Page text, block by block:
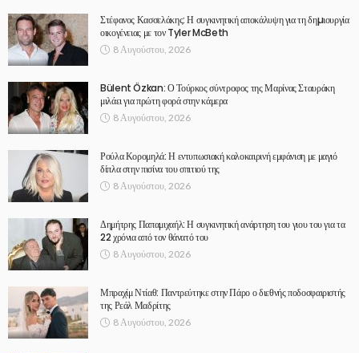
Στέφανος Κασσελάκης: Η συγκινητική αποκάλυψη για τη δηµιουργία
οικογένειας με τον Tyler McBeth
8 Αυγούστου, 2026
Bülent Özkan: Ο Τούρκος σύντροφος της Μαρίνας Σταυράκη
μιλάει για πρώτη φορά στην κάμερα
8 Αυγούστου, 2026
Ρούλα Κορομηλά: Η εντυπωσιακή καλοκαιρινή εμφάνιση με μαγιό
δίπλα στην πισίνα του σπιτιού της
8 Αυγούστου, 2026
Δημήτρης Παπαμιχαήλ: Η συγκινητική ανάρτηση του γιου του για τα
22 χρόνια από τον θάνατό του
8 Αυγούστου, 2026
Μπραχίμ Ντίαθ: Παντρεύτηκε στην Πάρο ο διεθνής ποδοσφαιριστής
της Ρεάλ Μαδρίτης
8 Αυγούστου, 2026